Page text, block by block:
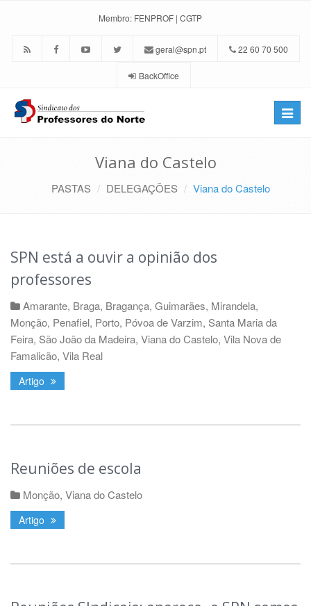
Membro: FENPROF | CGTP
geral@spn.pt 22 60 70 500
BackOffice
Toggle
Viana do Castelo
PASTAS DELEGAÇÕES Viana do Castelo
SPN está a ouvir a opinião dos
professores
Amarante, Braga, Bragança, Guimarães, Mirandela,
Monção, Penafiel, Porto, Póvoa de Varzim, Santa Maria da
Feira, São João da Madeira, Viana do Castelo, Vila Nova de
Famalicão, Vila Real
Artigo
Reuniões de escola
Monção, Viana do Castelo
Artigo